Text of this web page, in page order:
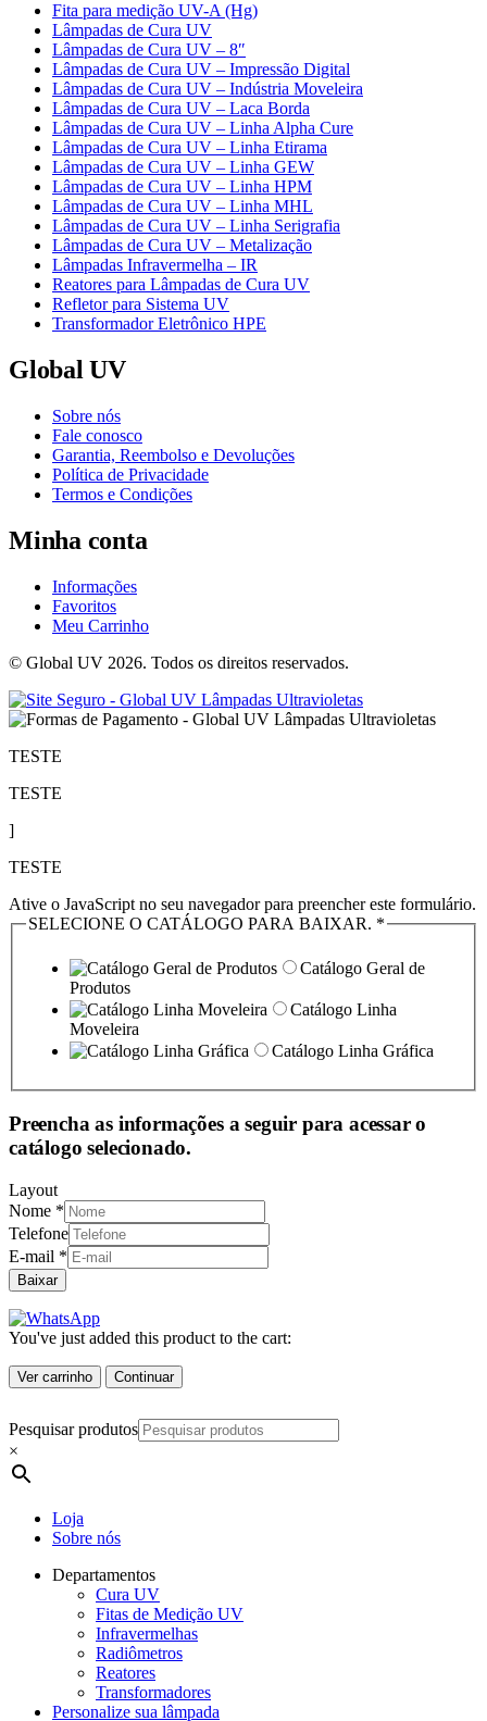
Fita para medição UV-A (Hg)
Lâmpadas de Cura UV
Lâmpadas de Cura UV – 8″
Lâmpadas de Cura UV – Impressão Digital
Lâmpadas de Cura UV – Indústria Moveleira
Lâmpadas de Cura UV – Laca Borda
Lâmpadas de Cura UV – Linha Alpha Cure
Lâmpadas de Cura UV – Linha Etirama
Lâmpadas de Cura UV – Linha GEW
Lâmpadas de Cura UV – Linha HPM
Lâmpadas de Cura UV – Linha MHL
Lâmpadas de Cura UV – Linha Serigrafia
Lâmpadas de Cura UV – Metalização
Lâmpadas Infravermelha – IR
Reatores para Lâmpadas de Cura UV
Refletor para Sistema UV
Transformador Eletrônico HPE
Global UV
Sobre nós
Fale conosco
Garantia, Reembolso e Devoluções
Política de Privacidade
Termos e Condições
Minha conta
Informações
Favoritos
Meu Carrinho
© Global UV 2026. Todos os direitos reservados.
TESTE
TESTE
]
TESTE
Ative o JavaScript no seu navegador para preencher este formulário.
SELECIONE O CATÁLOGO PARA BAIXAR. *
Catálogo Geral de
Produtos
Catálogo Linha
Moveleira
Catálogo Linha Gráfica
Preencha as informações a seguir para acessar o
catálogo selecionado.
Layout
Nome *
Telefone
E-mail *
Baixar
You've just added this product to the cart:
Ver carrinho Continuar
Pesquisar produtos
×
Loja
Sobre nós
Departamentos
Cura UV
Fitas de Medição UV
Infravermelhas
Radiômetros
Reatores
Transformadores
Personalize sua lâmpada